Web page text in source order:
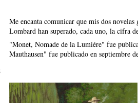
Me encanta comunicar que mis dos
Lombard han superado, cada uno, la cifra
"Monet, Nomade de la Lumiére" fue
Mauthausen" fue publicado en septiembre